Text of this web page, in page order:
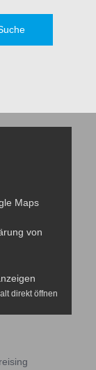
Maps
von
direkt öffnen